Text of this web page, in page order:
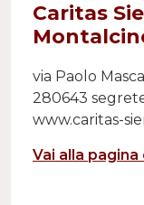
Caritas
via Paolo
280643
www.caritas-
Vai alla